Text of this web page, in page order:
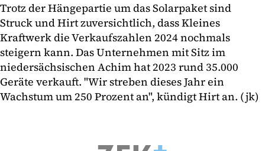
Trotz der Hängepartie um das Solarpaket sind
Struck und Hirt zuversichtlich, dass Kleines
Kraftwerk die Verkaufszahlen 2024 nochmals
steigern kann. Das Unternehmen mit Sitz im
niedersächsischen Achim hat 2023 rund 35.000
Geräte verkauft. "Wir streben dieses Jahr ein
Wachstum um 250 Prozent an", kündigt Hirt an. (jk)